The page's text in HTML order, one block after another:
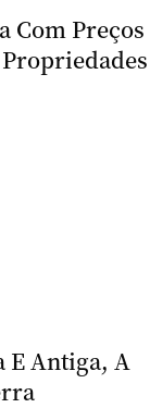
Com Preços
E Antiga, A